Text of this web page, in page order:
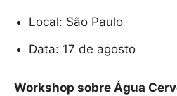
Local: São Paulo
Data: 17 de agosto
Workshop sobre Água